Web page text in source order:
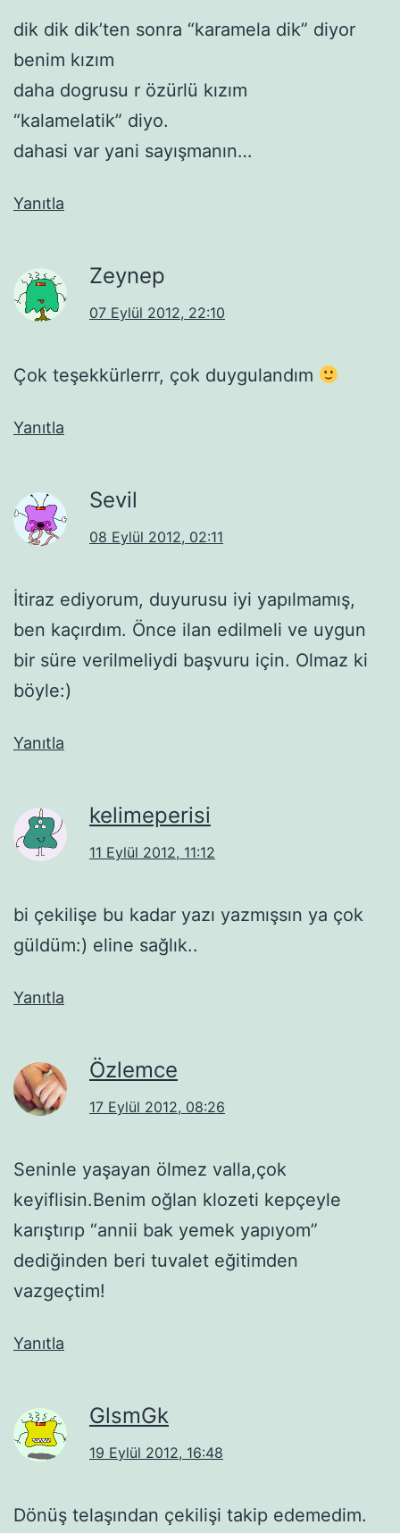
dik dik dik’ten sonra “karamela dik” diyor
benim kızım
daha dogrusu r özürlü kızım
“kalamelatik” diyo.
dahasi var yani sayışmanın…
Yanıtla
Zeynep
07 Eylül 2012, 22:10
Çok teşekkürlerrr, çok duygulandım
Yanıtla
Sevil
08 Eylül 2012, 02:11
İtiraz ediyorum, duyurusu iyi yapılmamış,
ben kaçırdım. Önce ilan edilmeli ve uygun
bir süre verilmeliydi başvuru için. Olmaz ki
böyle:)
Yanıtla
kelimeperisi
11 Eylül 2012, 11:12
bi çekilişe bu kadar yazı yazmışsın ya çok
güldüm:) eline sağlık..
Yanıtla
Özlemce
17 Eylül 2012, 08:26
Seninle yaşayan ölmez valla,çok
keyiflisin.Benim oğlan klozeti kepçeyle
karıştırıp “annii bak yemek yapıyom”
dediğinden beri tuvalet eğitimden
vazgeçtim!
Yanıtla
GlsmGk
19 Eylül 2012, 16:48
Dönüş telaşından çekilişi takip edemedim.